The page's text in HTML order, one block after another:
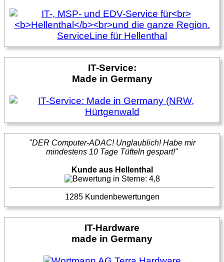
IT-Service:
Made in Germany
"DER Computer-ADAC! Unglaublich! Habe mir
mindestens 10 Tage Tüfteln gespart!"
Kunde aus Hellenthal
1285 Kundenbewertungen
IT-Hardware
made in Germany